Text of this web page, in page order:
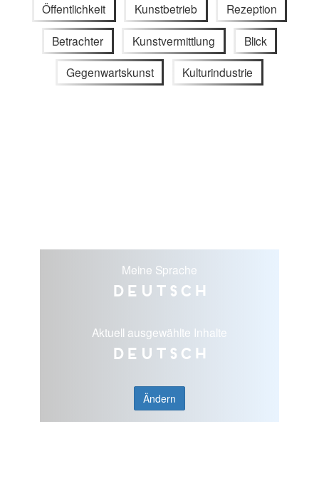
Öffentlichkeit Kunstbetrieb Rezeption
Betrachter Kunstvermittlung Blick
Gegenwartskunst Kulturindustrie
Meine Sprache
Deutsch
Aktuell ausgewählte Inhalte
Deutsch
Ändern